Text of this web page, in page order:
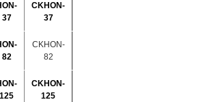
37
CKHON-
37
82
CKHON-
82
125
CKHON-
125